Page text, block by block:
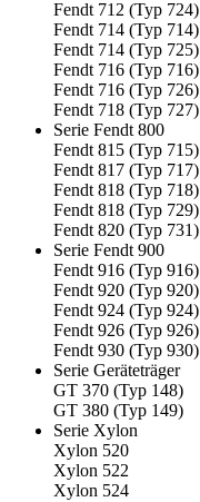
Fendt 712 (Typ 724)
Fendt 714 (Typ 714)
Fendt 714 (Typ 725)
Fendt 716 (Typ 716)
Fendt 716 (Typ 726)
Fendt 718 (Typ 727)
Serie Fendt 800
Fendt 815 (Typ 715)
Fendt 817 (Typ 717)
Fendt 818 (Typ 718)
Fendt 818 (Typ 729)
Fendt 820 (Typ 731)
Serie Fendt 900
Fendt 916 (Typ 916)
Fendt 920 (Typ 920)
Fendt 924 (Typ 924)
Fendt 926 (Typ 926)
Fendt 930 (Typ 930)
Serie Geräteträger
GT 370 (Typ 148)
GT 380 (Typ 149)
Serie Xylon
Xylon 520
Xylon 522
Xylon 524